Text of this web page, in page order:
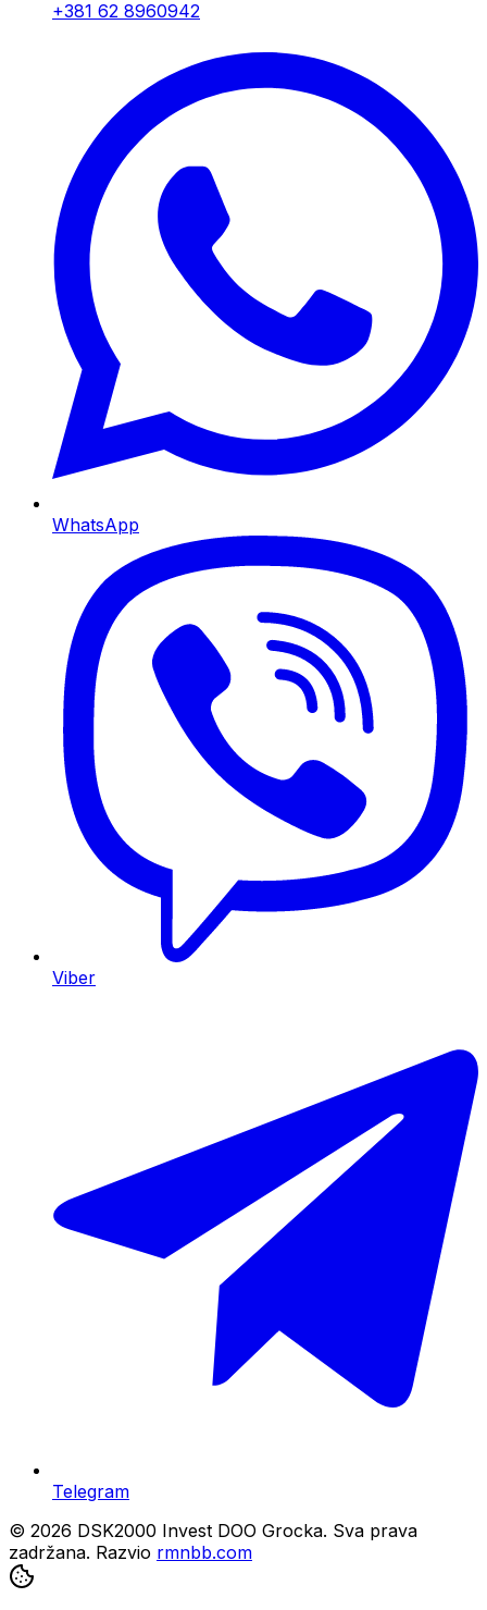
+381 62 8960942
WhatsApp
Viber
Telegram
© 2026 DSK2000 Invest DOO Grocka. Sva prava
zadržana. Razvio rmnbb.com